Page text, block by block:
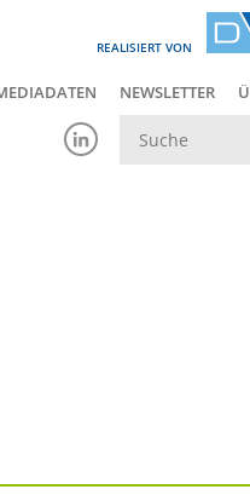
REALISIERT VON
NEWSLETTER